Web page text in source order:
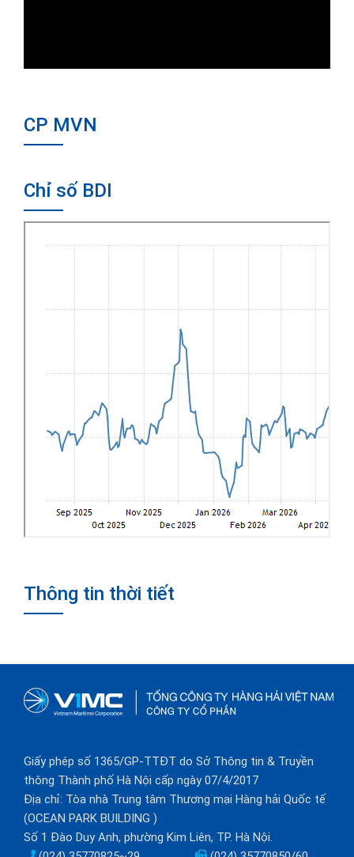
CP MVN
Chỉ số BDI
Thông tin thời tiết
Giấy phép số 1365/GP-TTĐT do Sở Thông tin & Truyền
thông Thành phố Hà Nội cấp ngày 07/4/2017
Địa chỉ: Tòa nhà Trung tâm Thương mại Hàng hải Quốc tế
(OCEAN PARK BUILDING )
Số 1 Đào Duy Anh, phường Kim Liên, TP. Hà Nội.